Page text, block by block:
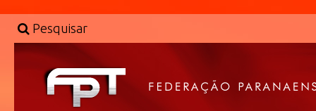
Pesquisar